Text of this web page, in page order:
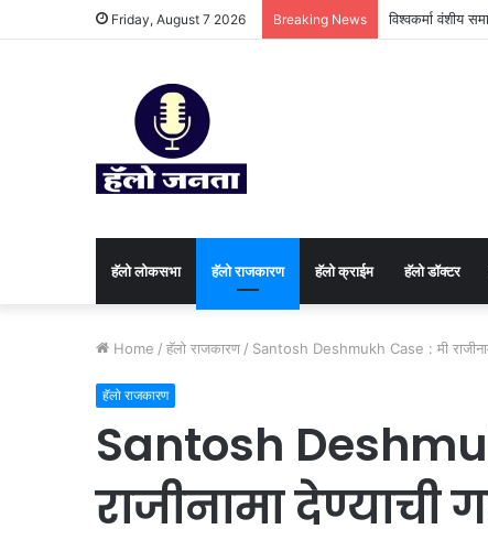
Friday, August 7 2026 Breaking News विश्वकर्मा वंशीय
हॅलो लोकसभा हॅलो राजकारण ⁠हॅलो क्राईम हॅलो डॉक्टर
Home / हॅलो राजकारण / Santosh Deshmukh Case : मी
हॅलो राजकारण
Santosh
राजीनामा